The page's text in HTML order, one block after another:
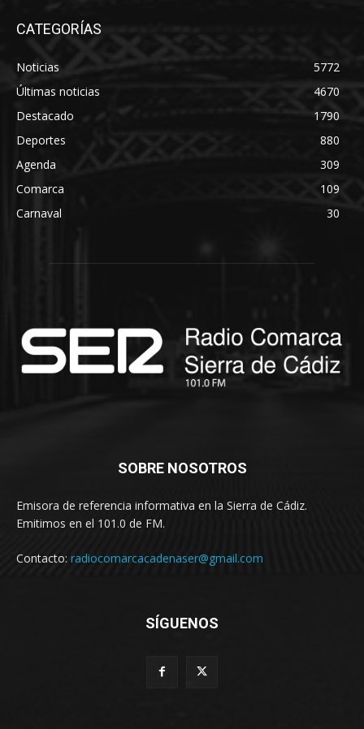
CATEGORÍAS
Noticias
5772
Últimas noticias
4670
Destacado
1790
Deportes
880
Agenda
309
Comarca
109
Carnaval
30
SOBRE NOSOTROS
Emisora de referencia informativa en la Sierra de Cádiz.
Emitimos en el 101.0 de FM.
Contacto: radiocomarcacadenaser@gmail.com
SÍGUENOS